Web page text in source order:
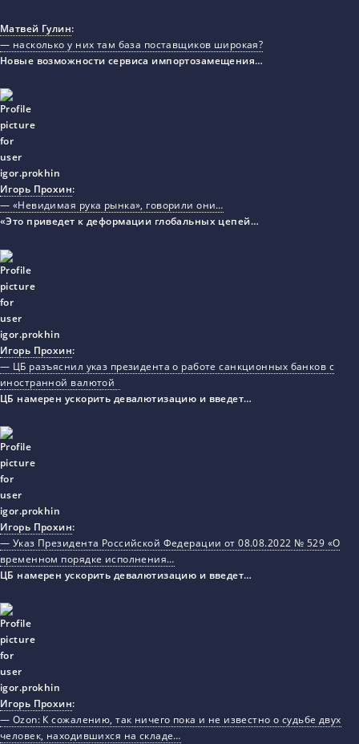
Матвей Гулин:
— насколько у них там база поставщиков широкая?
Новые возможности сервиса импортозамещения…
Игорь Прохин:
— «Невидимая рука рынка», говорили они…
«Это приведет к деформации глобальных цепей…
Игорь Прохин:
— ЦБ разъяснил указ президента о работе санкционных банков с
иностранной валютой
ЦБ намерен ускорить девалютизацию и введет…
Игорь Прохин:
— Указ Президента Российской Федерации от 08.08.2022 № 529 «О
временном порядке исполнения…
ЦБ намерен ускорить девалютизацию и введет…
Игорь Прохин:
— Ozon: К сожалению, так ничего пока и не известно о судьбе двух
человек, находившихся на складе…